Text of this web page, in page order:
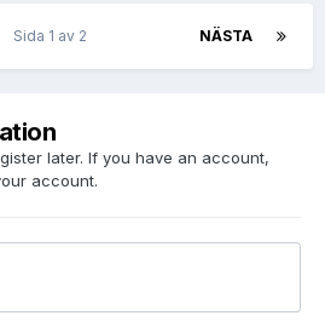
NÄSTA
Sida 1 av 2
later. If you have an account,
account.